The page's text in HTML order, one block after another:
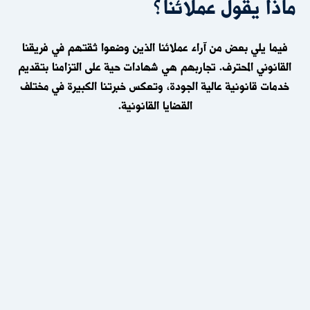
ماذا يقول عملائنا؟
فيما يلي بعض منآراء عملائناالذين وضعوا ثقتهم في فريقنا
القانوني المحترف. تجاربهم هي شهادات حيةعلى التزامنا بتقديم
خدمات قانونية عالية الجودة، وتعكس خبرتنا الكبيرة فيمختلف
القضايا القانونية.